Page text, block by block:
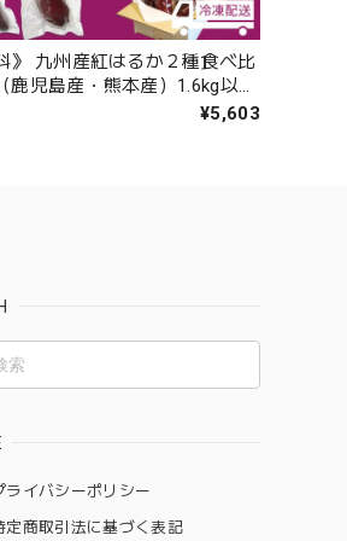
》 九州産紅はるか２種食べ比
鹿児島産・熊本産）1.6kg以上
１２本 中サイズ８本、サイ
¥5,603
ライバシーポリシー
定商取引法に基づく表記